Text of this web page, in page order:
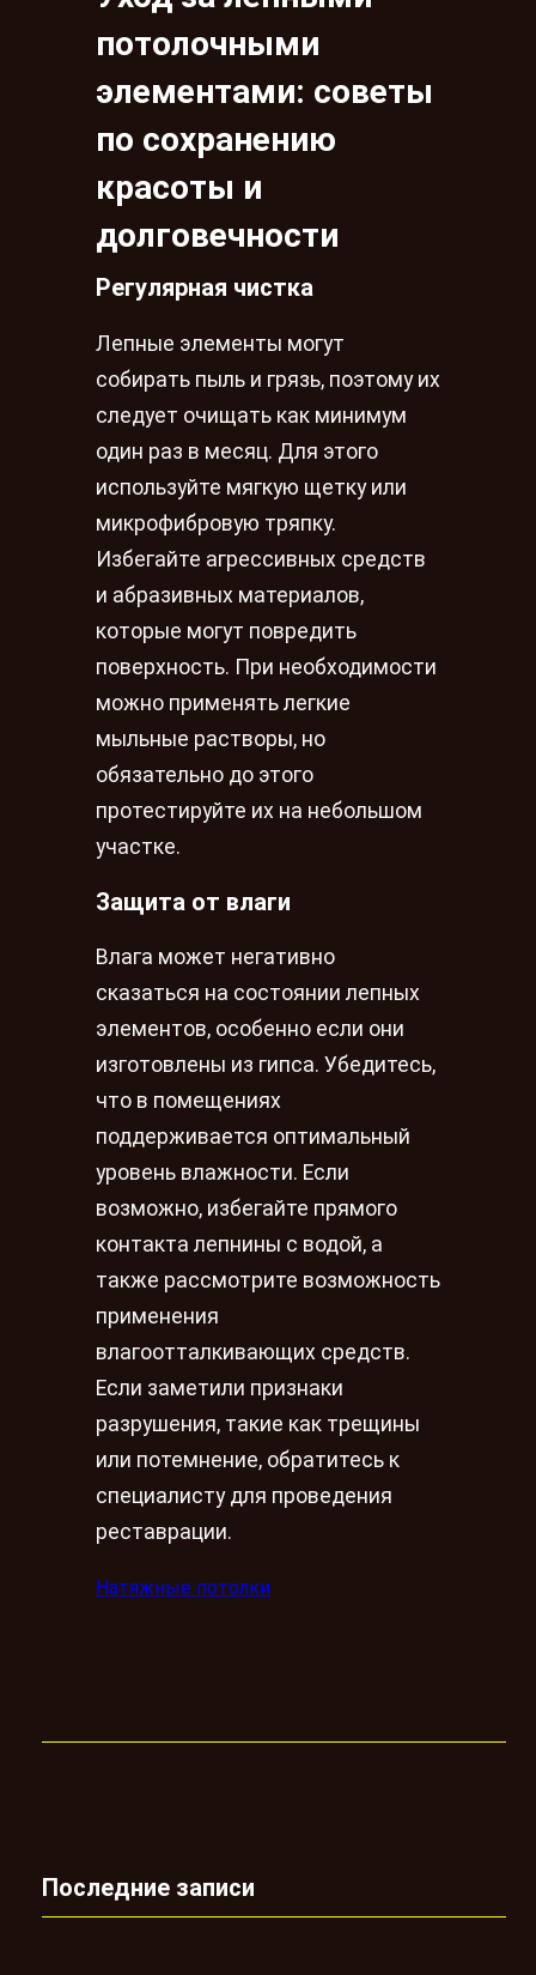
потолочными
элементами: советы
по сохранению
красоты и
долговечности
Регулярная чистка
Лепные элементы могут
собирать пыль и грязь, поэтому их
следует очищать как минимум
один раз в месяц. Для этого
используйте мягкую щетку или
микрофибровую тряпку.
Избегайте агрессивных средств
и абразивных материалов,
которые могут повредить
поверхность. При необходимости
можно применять легкие
мыльные растворы, но
обязательно до этого
протестируйте их на небольшом
участке.
Защита от влаги
Влага может негативно
сказаться на состоянии лепных
элементов, особенно если они
изготовлены из гипса. Убедитесь,
что в помещениях
поддерживается оптимальный
уровень влажности. Если
возможно, избегайте прямого
контакта лепнины с водой, а
также рассмотрите возможность
применения
влагоотталкивающих средств.
Если заметили признаки
разрушения, такие как трещины
или потемнение, обратитесь к
специалисту для проведения
реставрации.
Натяжные потолки
Последние записи